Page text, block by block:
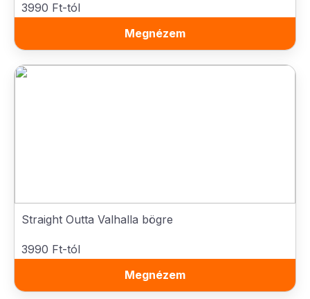
3990 Ft-tól
Megnézem
Straight Outta Valhalla bögre
3990 Ft-tól
Megnézem